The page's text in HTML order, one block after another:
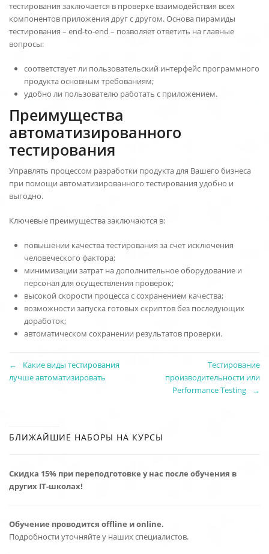
тестирования заключается в проверке взаимодействия всех
компонентов приложения друг с другом. Основа пирамиды
тестирования – end-to-end – позволяет ответить на главные
вопросы:
соответствует ли пользовательский интерфейс программного
продукта основным требованиям;
удобно ли пользователю работать с приложением.
Преимущества
автоматизированного
тестирования
Управлять процессом разработки продукта для Вашего бизнеса
при помощи автоматизированного тестирования удобно и
выгодно.
Ключевые преимущества заключаются в:
повышении качества тестирования за счет исключения
человеческого фактора;
минимизации затрат на дополнительное оборудование и
персонал для осуществления проверок;
высокой скорости процесса с сохранением качества;
возможности запуска готовых скриптов без последующих
доработок;
автоматическом сохранении результатов проверки.
Какие виды тестирования
лучше автоматизировать
Тестирование
производительности или
Performance Testing
БЛИЖАЙШИЕ НАБОРЫ НА КУРСЫ
Скидка 15% при переподготовке у нас после обучения в
других IT-школах!
Обучение проводится offline и online.
Подробности уточняйте у наших специалистов.